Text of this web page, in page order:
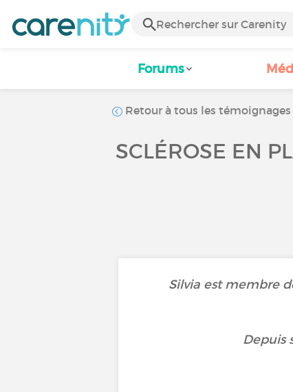
Forums
Retour à tous les témoignages
SCLÉROSE EN
Silvia est membre
Depuis